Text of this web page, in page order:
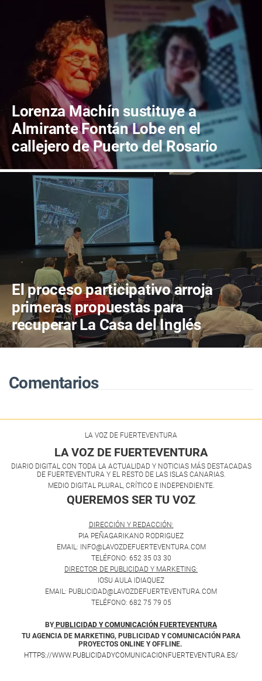
Lorenza Machín sustituye a
Almirante Fontán Lobe en el
callejero de Puerto del Rosario
El proceso participativo arroja
primeras propuestas para
recuperar La Casa del Inglés
Comentarios
LA VOZ DE FUERTEVENTURA
LA VOZ DE FUERTEVENTURA
DIARIO DIGITAL CON TODA LA ACTUALIDAD Y NOTICIAS MÁS DESTACADAS
DE FUERTEVENTURA Y EL RESTO DE LAS ISLAS CANARIAS.
MEDIO DIGITAL PLURAL, CRÍTICO E INDEPENDIENTE.
QUEREMOS SER TU VOZ.
DIRECCIÓN Y REDACCIÓN:
PIA PEÑAGARIKANO RODRIGUEZ
EMAIL: INFO@LAVOZDEFUERTEVENTURA.COM
TELÉFONO: 652 35 03 30
DIRECTOR DE PUBLICIDAD Y MARKETING:
IOSU AULA IDIAQUEZ
EMAIL: PUBLICIDAD@LAVOZDEFUERTEVENTURA.COM
TELÉFONO: 682 75 79 05
BY PUBLICIDAD Y COMUNICACIÓN FUERTEVENTURA
TU AGENCIA DE MARKETING, PUBLICIDAD Y COMUNICACIÓN PARA
PROYECTOS ONLINE Y OFFLINE.
HTTPS://WWW.PUBLICIDADYCOMUNICACIONFUERTEVENTURA.ES/